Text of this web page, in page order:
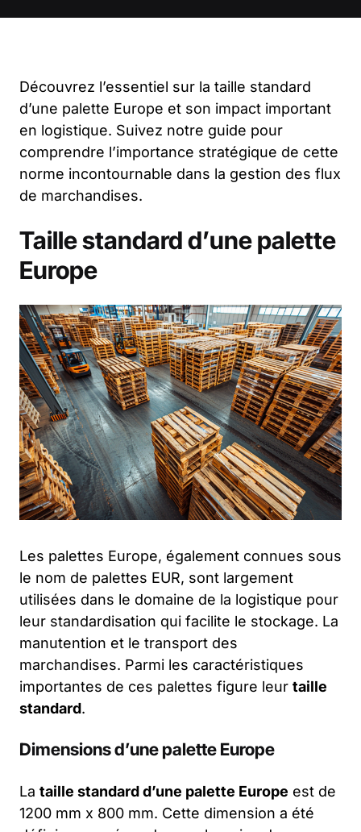
Découvrez l’essentiel sur la taille standard
d’une palette Europe et son impact important
en logistique. Suivez notre guide pour
comprendre l’importance stratégique de cette
norme incontournable dans la gestion des flux
de marchandises.
Taille standard d’une palette
Europe
Les palettes Europe, également connues sous
le nom de palettes EUR, sont largement
utilisées dans le domaine de la logistique pour
leur standardisation qui facilite le stockage. La
manutention et le transport des
marchandises. Parmi les caractéristiques
importantes de ces palettes figure leur taille
standard.
Dimensions d’une palette Europe
La taille standard d’une palette Europe est de
1200 mm x 800 mm. Cette dimension a été